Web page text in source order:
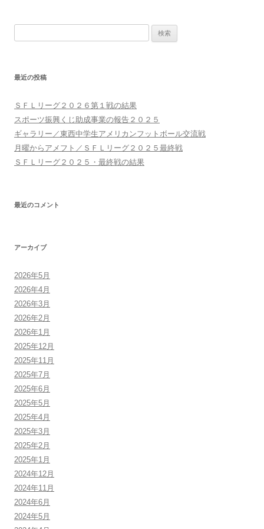
ン
最近の投稿
ＳＦＬリーグ２０２６第１戦の結果
スポーツ振興くじ助成事業の報告２０２５
ギャラリー／東西中学生アメリカンフットボール交流戦
月曜からアメフト／ＳＦＬリーグ２０２５最終戦
ＳＦＬリーグ２０２５・最終戦の結果
最近のコメント
アーカイブ
2026年5月
2026年4月
2026年3月
2026年2月
2026年1月
2025年12月
2025年11月
2025年7月
2025年6月
2025年5月
2025年4月
2025年3月
2025年2月
2025年1月
2024年12月
2024年11月
2024年6月
2024年5月